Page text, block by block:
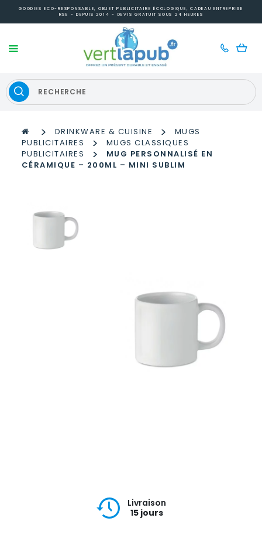
GOODIES ECO-RESPONSABLE, OBJET PUBLICITAIRE ÉCOLOGIQUE, CADEAU ENTREPRISE
RSE - DEPUIS 2014 - DEVIS GRATUIT SOUS 24 HEURES
> DRINKWARE & CUISINE >
MUGS
PUBLICITAIRES
>
MUGS CLASSIQUES
PUBLICITAIRES
>
MUG PERSONNALISÉ EN
CÉRAMIQUE – 200ML – MINI SUBLIM
Livraison
15 jours